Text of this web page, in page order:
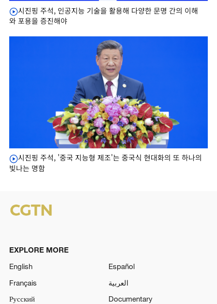
시진핑 주석, 인공지능 기술을 활용해 다양한 문명 간의 이해
와 포용을 증진해야
시진핑 주석, '중국 지능형 제조'는 중국식 현대화의 또 하나의
빛나는 명함
EXPLORE MORE
English
Español
Français
العربية
Русский
Documentary